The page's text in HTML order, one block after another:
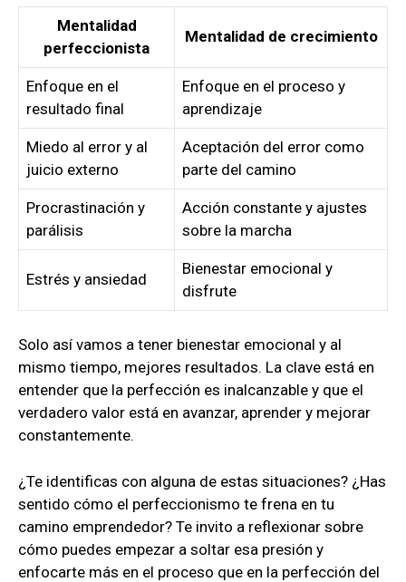
Mentalidad
perfeccionista
Mentalidad de crecimiento
Enfoque en el
resultado final
Enfoque en el proceso y
aprendizaje
Miedo al error y al
juicio externo
Aceptación del error como
parte del camino
Procrastinación y
parálisis
Acción constante y ajustes
sobre la marcha
Estrés y ansiedad
Bienestar emocional y
disfrute
Solo así vamos a tener bienestar emocional y al
mismo tiempo, mejores resultados. La clave está en
entender que la perfección es inalcanzable y que el
verdadero valor está en avanzar, aprender y mejorar
constantemente.
¿Te identificas con alguna de estas situaciones? ¿Has
sentido cómo el perfeccionismo te frena en tu
camino emprendedor? Te invito a reflexionar sobre
cómo puedes empezar a soltar esa presión y
enfocarte más en el proceso que en la perfección del